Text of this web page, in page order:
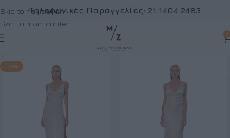
Skip to navigation
Skip to main content
Τηλεφωνικές Παραγγελίες: 21 1404 2483
-35%